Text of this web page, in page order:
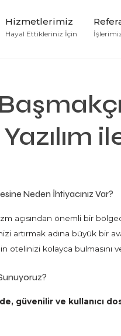
Hizmetlerimiz
Hayal Ettikleriniz İçin
Neden İhtiyacınız Var?
açısından önemli bir
artırmak adına büyük bir
otelinizi kolayca bulmasını
güvenilir ve kullanıcı